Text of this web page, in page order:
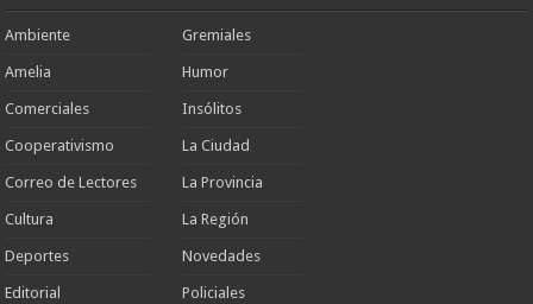
Ambiente
Amelia
Comerciales
Cooperativismo
Correo de Lectores
Cultura
Deportes
Editorial
Gremiales
Humor
Insólitos
La Ciudad
La Provincia
La Región
Novedades
Policiales